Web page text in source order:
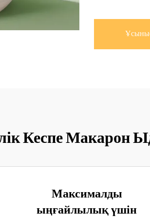
Кеспе
Максималды
ыңғайлылық үшін